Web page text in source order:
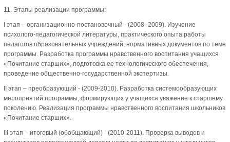
11. Этапы реализации программы:
I этап – организационно-постановочный - (2008–2009). Изучение
психолого-педагогической литературы, практического опыта работы
педагогов образовательных учреждений, нормативных документов по теме
программы. Разработка программы нравственного воспитания учащихся
«Почитание старших», подготовка ее технологического обеспечения,
проведение общественно-государственной экспертизы.
II этап – преобразующий - (2009-2010). Разработка системообразующих
мероприятий программы, формирующих у учащихся уважение к старшему
поколению. Реализация программы нравственного воспитания школьников
«Почитание старших».
III этап – итоговый (обобщающий) - (2010-2011). Проверка выводов и